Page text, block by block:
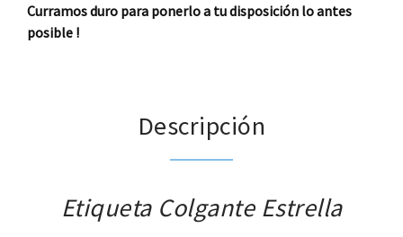
Curramos duro para ponerlo a tu disposición lo antes
posible !
Descripción
Etiqueta Colgante Estrella